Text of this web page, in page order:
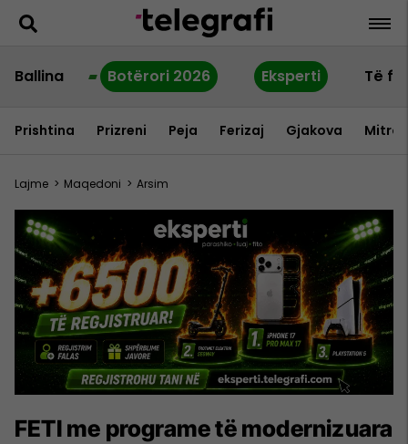
Ballina Botërori 2026 Eksperti Të
Prishtina Prizreni Peja Ferizaj Gjakova
Lajme > Maqedoni > Arsim
FETI me programe të modernizuara